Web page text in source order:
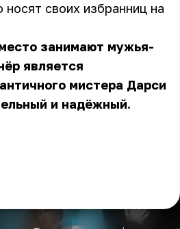
своих избранниц на
занимают мужья-
является
мистера Дарси
и надёжный.